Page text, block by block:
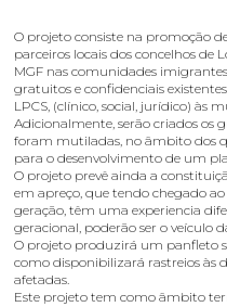
O projeto consiste na promoção
parceiros locais dos concelhos de
MGF nas comunidades
gratuitos e confidenciais
LPCS, (clínico, social, jurídico) às
Adicionalmente, serão criados
foram mutiladas, no âmbito dos
para o desenvolvimento de um
O projeto prevê ainda a
em apreço, que tendo chegado
geração, têm uma experiencia
geracional, poderão ser o veículo
O projeto produzirá um panfleto
como disponibilizará rastreios às
afetadas.
Este projeto tem como âmbito